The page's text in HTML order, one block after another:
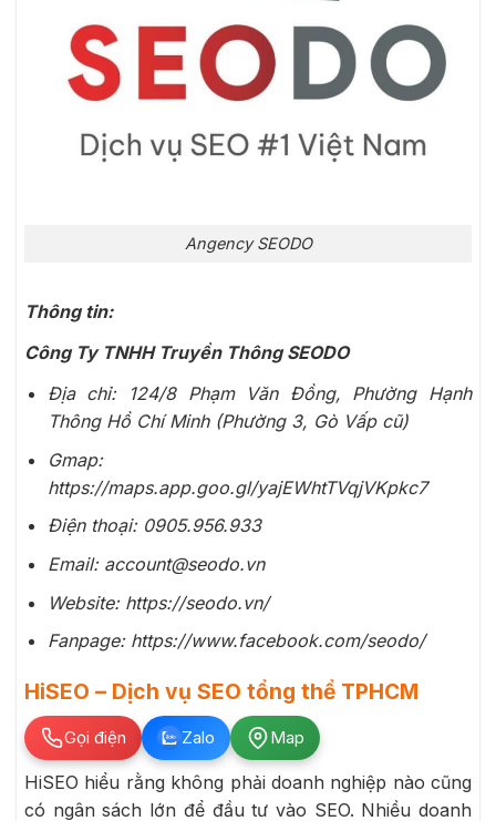
Angency SEODO
Thông tin:
Công Ty TNHH Truyền Thông SEODO
Địa chỉ: 124/8 Phạm Văn Đồng, Phường Hạnh
Thông Hồ Chí Minh (Phường 3, Gò Vấp cũ)
Gmap:
https://maps.app.goo.gl/yajEWhtTVqjVKpkc7
Điện thoại: 0905.956.933
Email: account@seodo.vn
Website: https://seodo.vn/
Fanpage: https://www.facebook.com/seodo/
HiSEO – Dịch vụ SEO tổng thể TPHCM
Gọi điện Zalo Map
HiSEO hiểu rằng không phải doanh nghiệp nào cũng
có ngân sách lớn để đầu tư vào SEO. Nhiều doanh